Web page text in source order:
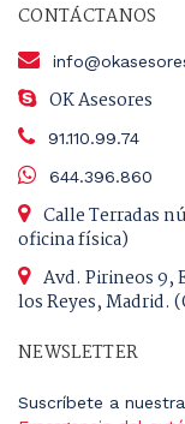
CONTÁCTANOS
OK Asesores
91.110.99.74
644.396.860
Calle Terradas
oficina física)
Avd. Pirineos 9,
los Reyes, Madrid.
NEWSLETTER
Suscríbete a